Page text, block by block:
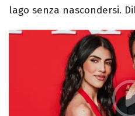
lago senza nascondersi.